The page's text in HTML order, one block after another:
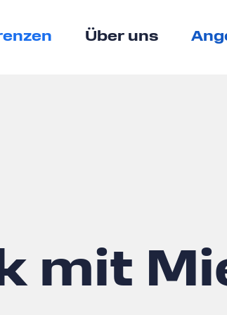
Über uns
mit